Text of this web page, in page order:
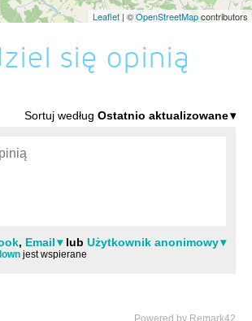
Leaflet | ©OpenStreetMapcontributors
się opinią